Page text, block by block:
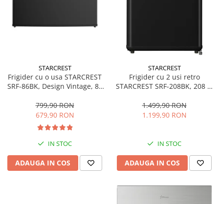
STARCREST
Frigider cu o usa STARCREST
SRF-86BK, Design Vintage, 85
interioara, H 84 cm, Negru
799,90 RON
679,90 RON
IN STOC
ADAUGA IN COS
STARCREST
Frigider cu 2 usi retro
STARCREST SRF-208BK, 208 L,
Iluminare LED, Termostat
Reglabil, H 147 cm, Negru
1.499,90 RON
1.199,90 RON
IN STOC
ADAUGA IN COS